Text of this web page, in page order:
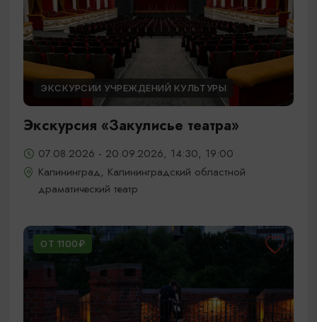
ЭКСКУРСИИ УЧРЕЖДЕНИЙ КУЛЬТУРЫ
Экскурсия «Закулисье театра»
07.08.2026 - 20.09.2026, 14:30, 19:00
Калининград, Калининградский областной
драматический театр
ОТ 1100₽